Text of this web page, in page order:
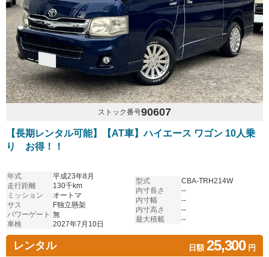
ストック番号90607
【長期レンタル可能】【AT車】ハイエース ワゴン 10人乗
り お得！！
年式
平成23年8月
走行距離
130千km
ミッション
オートマ
サス
F独立懸架
パワーゲート 無
車検
2027年7月10日
型式
CBA-TRH214W
内寸長さ
--
内寸幅
--
内寸高さ
--
最大積載
--
レンタル 日額25,300円